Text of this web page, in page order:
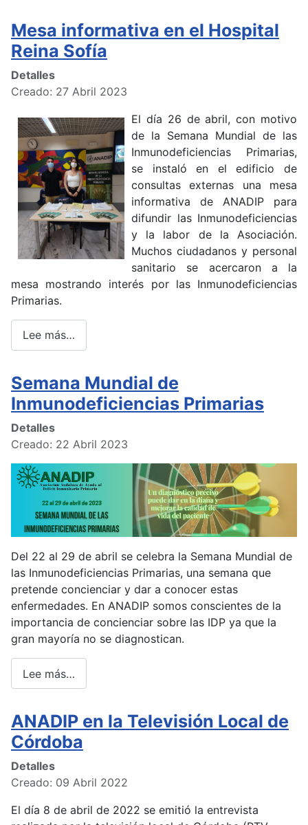
Mesa informativa en el Hospital
Reina Sofía
Detalles
Creado: 27 Abril 2023
El día 26 de abril, con motivo
de la Semana Mundial de las
Inmunodeficiencias Primarias,
se instaló en el edificio de
consultas externas una mesa
informativa de ANADIP para
difundir las Inmunodeficiencias
y la labor de la Asociación.
Muchos ciudadanos y personal
sanitario se acercaron a la
mesa mostrando interés por las Inmunodeficiencias
Primarias.
Lee más…
Semana Mundial de
Inmunodeficiencias Primarias
Detalles
Creado: 22 Abril 2023
Del 22 al 29 de abril se celebra la Semana Mundial de
las Inmunodeficiencias Primarias, una semana que
pretende concienciar y dar a conocer estas
enfermedades. En ANADIP somos conscientes de la
importancia de concienciar sobre las IDP ya que la
gran mayoría no se diagnostican.
Lee más…
ANADIP en la Televisión Local de
Córdoba
Detalles
Creado: 09 Abril 2022
El día 8 de abril de 2022 se emitió la entrevista